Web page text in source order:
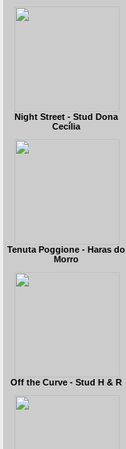
Night Street - Stud Dona
Cecília
Tenuta Poggione - Haras do
Morro
Off the Curve - Stud H & R